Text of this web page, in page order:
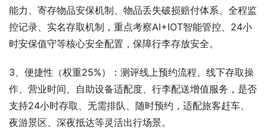
能力、寄存物品安保机制、物品丢失破损赔付体系、全程监
控记录、实名存取机制，重点考察AI+IOT智能管控、24小
时安保值守等核心安全配置，保障行李存放安全。
3、便捷性（权重25%）：测评线上预约流程、线下存取操
作、营业时间、自助设备适配度、行李配送增值服务，是否
支持24小时存取、无需排队、随时预约，适配旅客赶车、
夜游景区、深夜抵达等灵活出行场景。